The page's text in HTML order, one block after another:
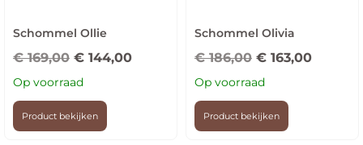
Schommel Ollie
€169,00 € 144,00
Op voorraad
Product bekijken
Schommel Olivia
€186,00 € 163,00
Op voorraad
Product bekijken